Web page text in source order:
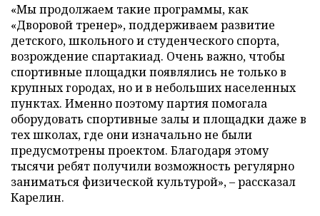
«Мы продолжаем такие программы, как
«Дворовой тренер», поддерживаем развитие
детского, школьного и студенческого спорта,
возрождение спартакиад. Очень важно, чтобы
спортивные площадки появлялись не только в
крупных городах, но и в небольших населенных
пунктах. Именно поэтому партия помогала
оборудовать спортивные залы и площадки даже в
тех школах, где они изначально не были
предусмотрены проектом. Благодаря этому
тысячи ребят получили возможность регулярно
заниматься физической культурой», – рассказал
Карелин.